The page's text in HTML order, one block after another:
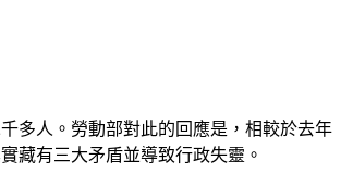
多人。勞動部對此的回應是，相較於去年
藏有三大矛盾並導致行政失靈。